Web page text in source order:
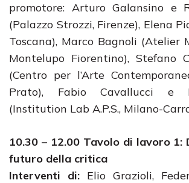
promotore: Arturo Galansino e
(Palazzo Strozzi, Firenze), Elena
Toscana), Marco Bagnoli (Atelier
Montelupo Fiorentino), Stefano
(Centro per l’Arte
Prato), Fabio Cavallucci e
(Institution Lab A.P.S., Milano-
10.30 – 12.00 Tavolo di lavoro 1:
futuro della critica
Interventi di: Elio Grazioli,